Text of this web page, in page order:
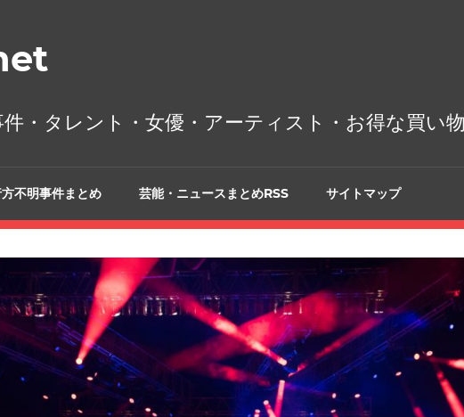
・タレント・女優・アーティスト・お得な買い
不明事件まとめ 芸能・ニュースまとめRSS サイトマップ